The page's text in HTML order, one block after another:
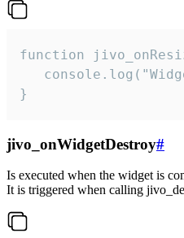
function
}
jivo_onWidgetDestroy#
Is executed when the widget is
It is triggered when calling